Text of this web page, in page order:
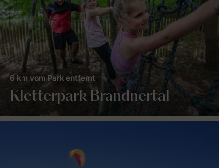
Kletterpark Brandnertal
6 km vom Park entfernt